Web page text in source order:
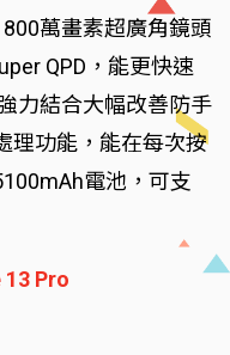
萬畫素超廣角鏡頭
QPD，能更快速
力結合大幅改善防手
理功能，能在每次按
電池，可支
Pro